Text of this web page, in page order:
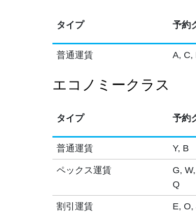
タイプ 予約
普通運賃 A, C,
エコノミークラス
タイプ 予約
普通運賃 Y, B
ペックス運賃
G,
Q
割引運賃
E, O,